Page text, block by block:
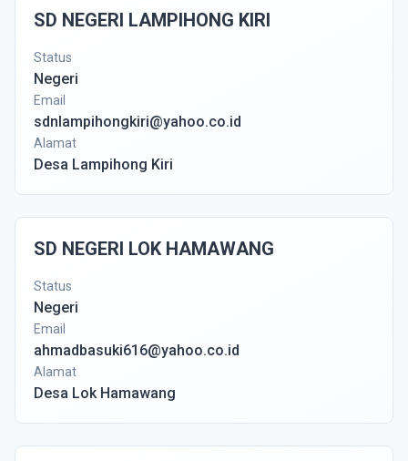
SD NEGERI LAMPIHONG KIRI
Status
Negeri
Email
sdnlampihongkiri@yahoo.co.id
Alamat
Desa Lampihong Kiri
SD NEGERI LOK HAMAWANG
Status
Negeri
Email
ahmadbasuki616@yahoo.co.id
Alamat
Desa Lok Hamawang